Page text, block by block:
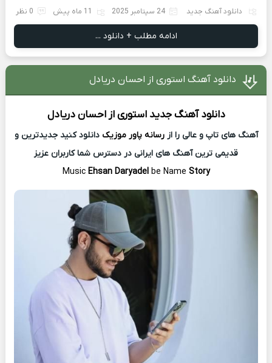
دانلود آهنگ جدید 24 سپتامبر 2025 11 ماه پیش 0 نظر
ادامه مطلب + دانلود ...
دانلود آهنگ استوری از احسان دریادل
دانلود آهنگ جدید استوری ازاحسان دریادل
آهنگ های تاپ و عالی را ازرسانه پاور موزیک دانلود کنید جدیدترین و
قدیمی ترین آهنگ های ایرانی در دسترس شما کاربران عزیز
Music Ehsan Daryadel be Name Story